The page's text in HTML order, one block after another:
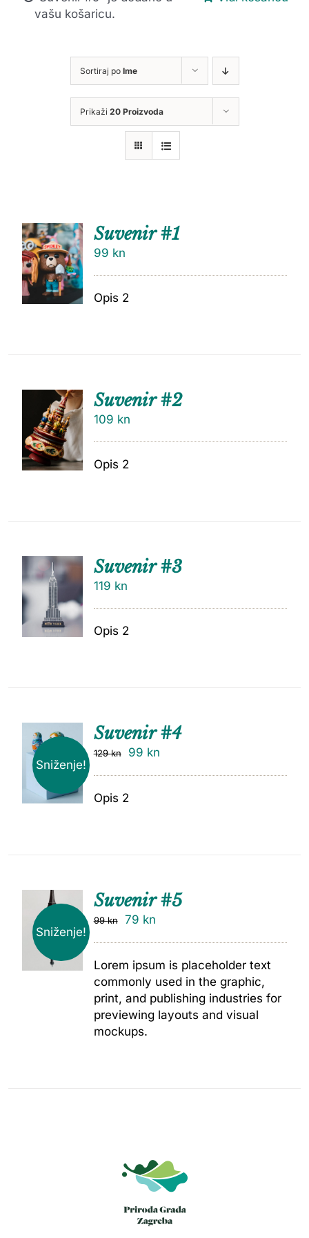
vašu košaricu.
Sortiraj po Ime
Prikaži 20 Proizvoda
DODAJ
U
KOŠARI
CU
Suvenir #1
99 kn
Opis 2
DODAJ
U
KOŠARI
CU
Suvenir #2
109 kn
Opis 2
DODAJ
Suvenir #3
119 kn
Opis 2
Sniženje!
DODAJ
Suvenir #4
129kn 99 kn
Opis 2
Sniženje!
Suvenir #5
99kn 79 kn
Lorem ipsum is placeholder text
commonly used in the graphic,
print, and publishing industries for
previewing layouts and visual
mockups.